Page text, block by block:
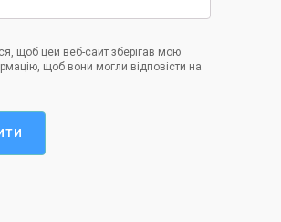
щоб цей веб-сайт зберігав мою
щоб вони могли відповісти на